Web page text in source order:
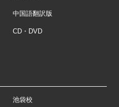
中国語翻訳版
CD・DVD
池袋校